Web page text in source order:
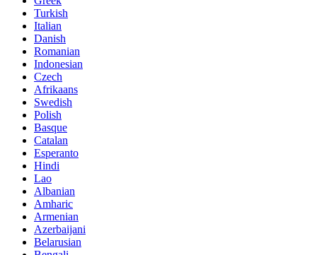
Turkish
Italian
Danish
Romanian
Indonesian
Czech
Afrikaans
Swedish
Polish
Basque
Catalan
Esperanto
Hindi
Lao
Albanian
Amharic
Armenian
Azerbaijani
Belarusian